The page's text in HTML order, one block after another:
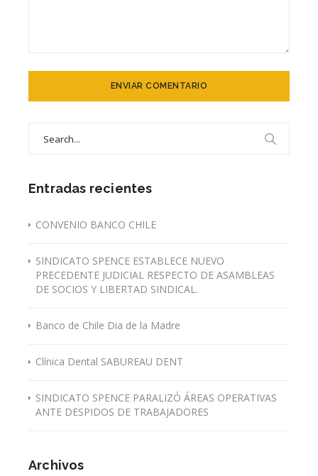
Entradas recientes
CONVENIO BANCO CHILE
SINDICATO SPENCE ESTABLECE NUEVO
PRECEDENTE JUDICIAL RESPECTO DE ASAMBLEAS
DE SOCIOS Y LIBERTAD SINDICAL.
Banco de Chile Dia de la Madre
Clínica Dental SABUREAU DENT
SINDICATO SPENCE PARALIZÓ ÁREAS OPERATIVAS
ANTE DESPIDOS DE TRABAJADORES
Archivos